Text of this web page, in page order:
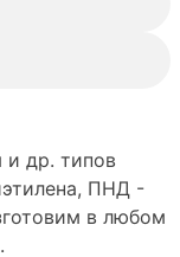
и др. типов
ПНД -
в любом